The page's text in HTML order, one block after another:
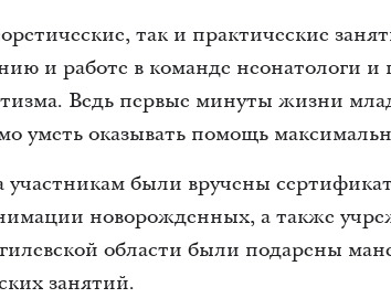
так и практические
и работе в команде неонатологи
Ведь первые минуты жизни
уметь оказывать помощь
были вручены
новорожденных, а также
области были подарены
занятий.